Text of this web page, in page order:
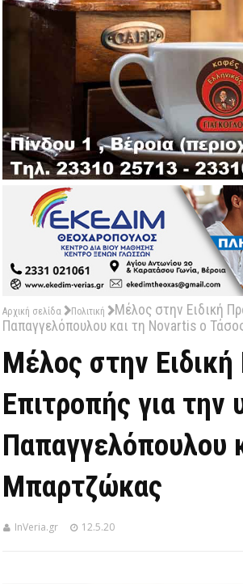
Αρχική σελίδα Πολιτική
Μέλος στην Ειδική
Παπαγγελόπουλου και τη Novartis ο
Μέλος στην Ειδική
Επιτροπής για την
Παπαγγελόπουλου
Μπαρτζώκας
InVeria.gr 12.5.20